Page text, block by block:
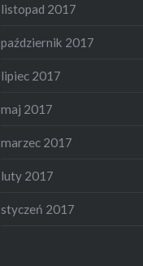
listopad 2017
październik 2017
lipiec 2017
maj 2017
marzec 2017
luty 2017
styczeń 2017